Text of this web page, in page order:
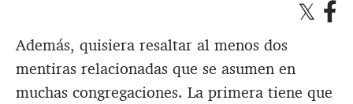
Además, quisiera resaltar al menos dos
mentiras relacionadas que se asumen en
muchas congregaciones. La primera tiene que